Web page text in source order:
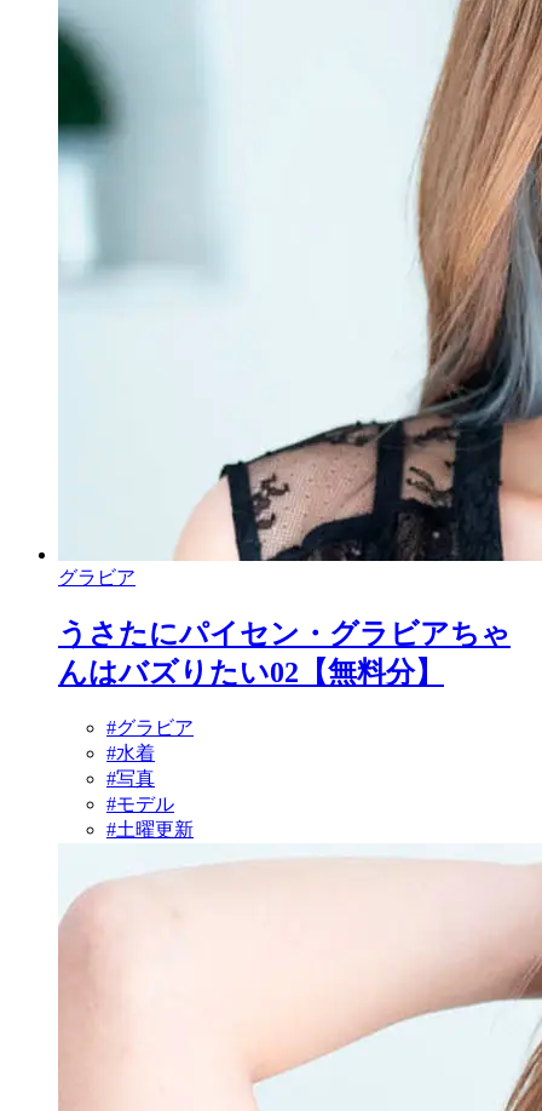
グラビア
うさたにパイセン・グラビアちゃ
んはバズりたい02【無料分】
#グラビア
#水着
#写真
#モデル
#土曜更新